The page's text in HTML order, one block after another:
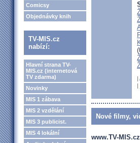
Comicsy
Objednávky knih
TV-MIS.cz
nabízí:
Hlavní strana TV-
MIS.cz (internetová
TV zdarma)
Novinky
MIS 1 zábava
MIS 2 vzdělání
MIS 3 publicist.
MIS 4 lokální
|
|
Nové filmy,
www.TV-MIS.cz